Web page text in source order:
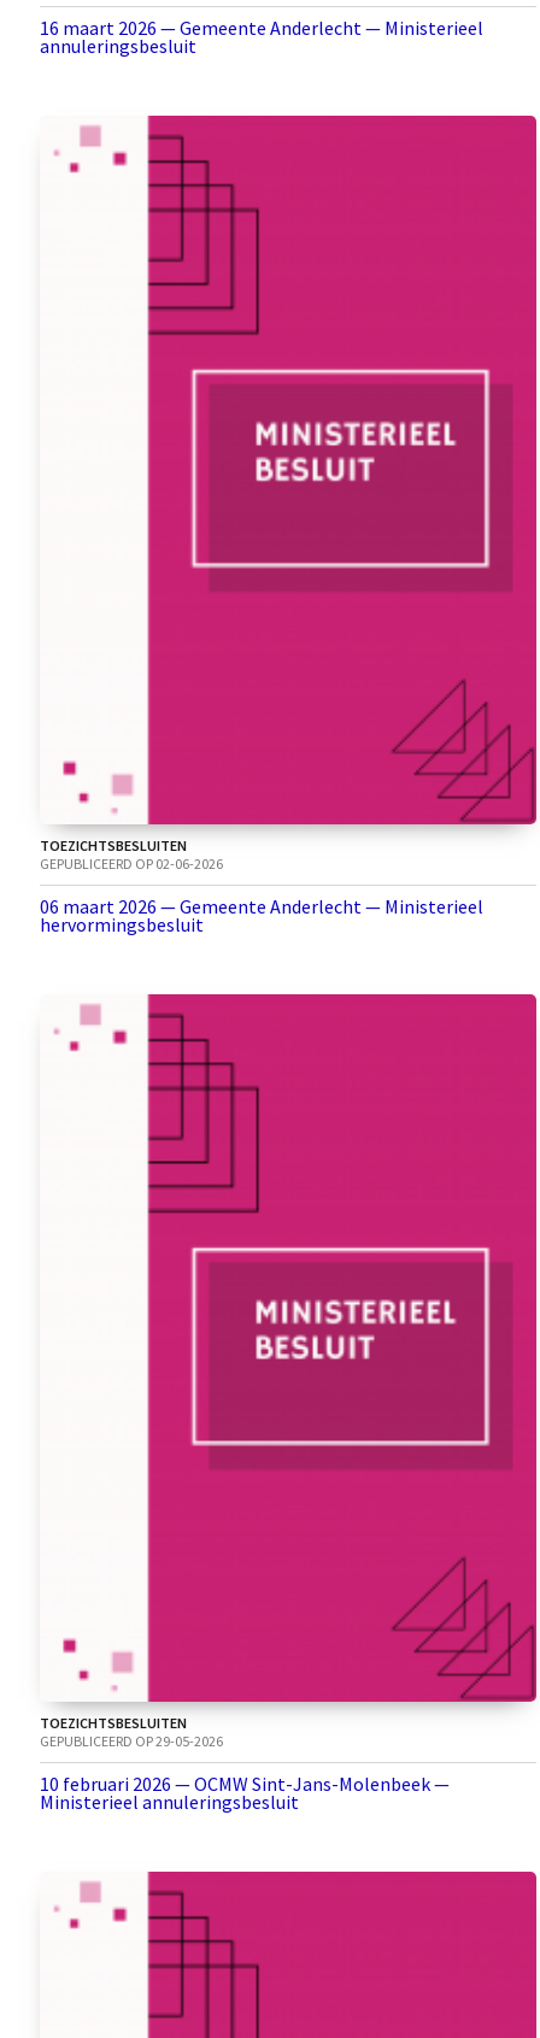
16 maart 2026 — Gemeente Anderlecht — Ministerieel
annuleringsbesluit
TOEZICHTSBESLUITEN
GEPUBLICEERD OP 02-06-2026
06 maart 2026 — Gemeente Anderlecht — Ministerieel
hervormingsbesluit
TOEZICHTSBESLUITEN
GEPUBLICEERD OP 29-05-2026
10 februari 2026 — OCMW Sint-Jans-Molenbeek —
Ministerieel annuleringsbesluit